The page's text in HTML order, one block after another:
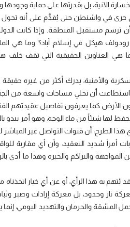
الآنية، بل بقدرتها على حماية
في واشنطن حتى يُقدَّم على أنه تحول
ترسم مستقبل المنطقة. وإذا كانت
هيكل في إسلام آباد؟ وما هي
هي العناوين الحقيقية التي تقف خلف
والأمنية، يدرك أكثر من غيره
استطاعت أن تخلي مساحات واسعة من
الأرض كما يعرفون تفاصيل عقيدتهم
لها شيئاً من ماء الوجه، وهو أمر يبدو
الطرح، أن قنوات التواصل غير
أمراً شديد التعقيد، وأن أي مقاربة
والتراكم والخبرة وهذا ما أدى
به هذا الرأي، أو عن أي خيار اتخذناه
نار وحدود، بل معركة إرادات وصبر
المشقة والحرمان والتهديد اليومي،